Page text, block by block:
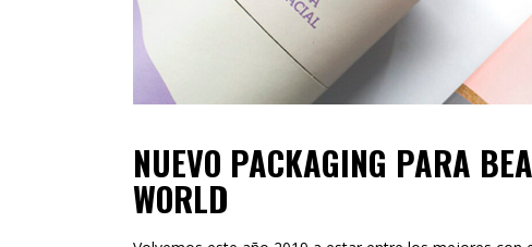
NUEVO PACKAGING PARA
WORLD